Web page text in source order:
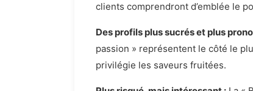
clients comprendront d’emblée le
Des profils plus sucrés et plus
passion » représentent le côté le
privilégie les saveurs fruitées.